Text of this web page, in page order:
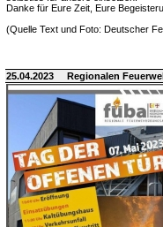
Danke für Eure Zeit, Eure
(Quelle Text und Foto: Deutscher
25.04.2023 Regionalen